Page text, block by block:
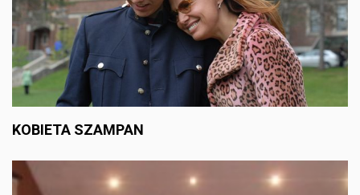
KOBIETA SZAMPAN